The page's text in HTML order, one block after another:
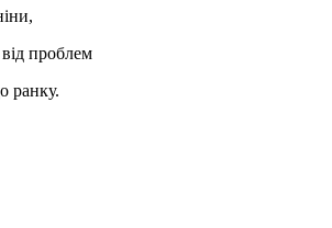
проблем
ранку.